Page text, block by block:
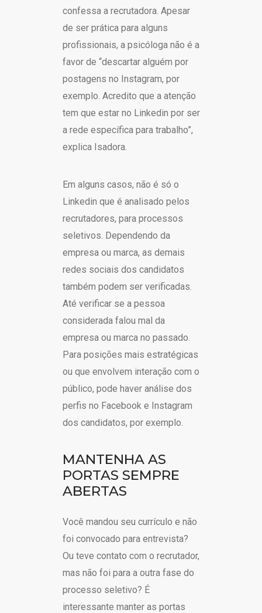
confessa a recrutadora. Apesar
de ser prática para alguns
profissionais, a psicóloga não é a
favor de “descartar alguém por
postagens no Instagram, por
exemplo. Acredito que a atenção
tem que estar no Linkedin por ser
a rede específica para trabalho”,
explica Isadora.
Em alguns casos, não é só o
Linkedin que é analisado pelos
recrutadores, para processos
seletivos. Dependendo da
empresa ou marca, as demais
redes sociais dos candidatos
também podem ser verificadas.
Até verificar se a pessoa
considerada falou mal da
empresa ou marca no passado.
Para posições mais estratégicas
ou que envolvem interação com o
público, pode haver análise dos
perfis no Facebook e Instagram
dos candidatos, por exemplo.
MANTENHA AS
PORTAS SEMPRE
ABERTAS
Você mandou seu currículo e não
foi convocado para entrevista?
Ou teve contato com o recrutador,
mas não foi para a outra fase do
processo seletivo? É
interessante manter as portas